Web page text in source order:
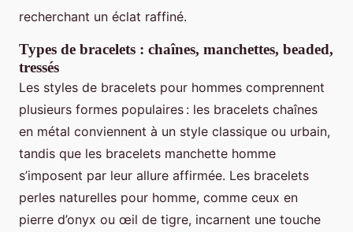
recherchant un éclat raffiné.
Types de bracelets : chaînes, manchettes, beaded,
tressés
Les styles de bracelets pour hommes comprennent
plusieurs formes populaires : les bracelets chaînes
en métal conviennent à un style classique ou urbain,
tandis que les bracelets manchette homme
s’imposent par leur allure affirmée. Les bracelets
perles naturelles pour homme, comme ceux en
pierre d’onyx ou œil de tigre, incarnent une touche